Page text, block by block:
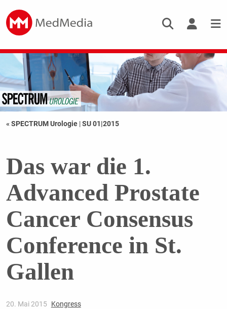
« SPECTRUM Urologie |SU 01|2015
Das war die 1.
Advanced Prostate
Cancer Consensus
Conference in St.
Gallen
20. Mai 2015 Kongress